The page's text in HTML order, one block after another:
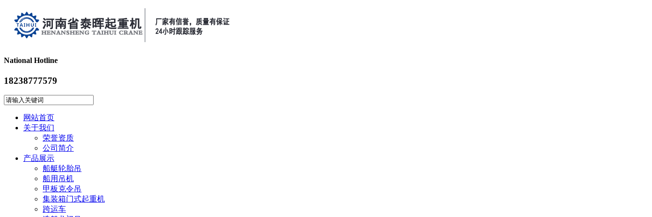
National Hotline
18238777579
网站首页
关于我们
荣誉资质
公司简介
产品展示
船艇轮胎吊
船用吊机
甲板克令吊
集装箱门式起重机
跨运车